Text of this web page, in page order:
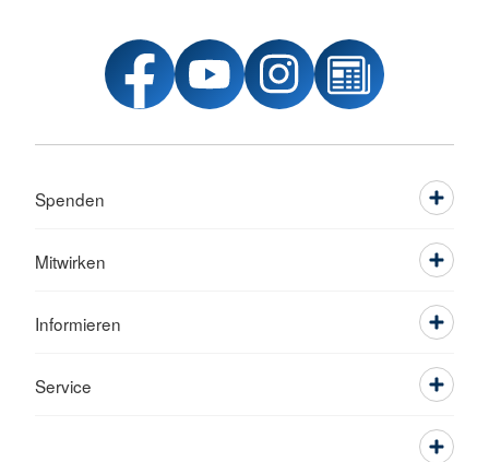
Spenden
Mitwirken
Informieren
Service